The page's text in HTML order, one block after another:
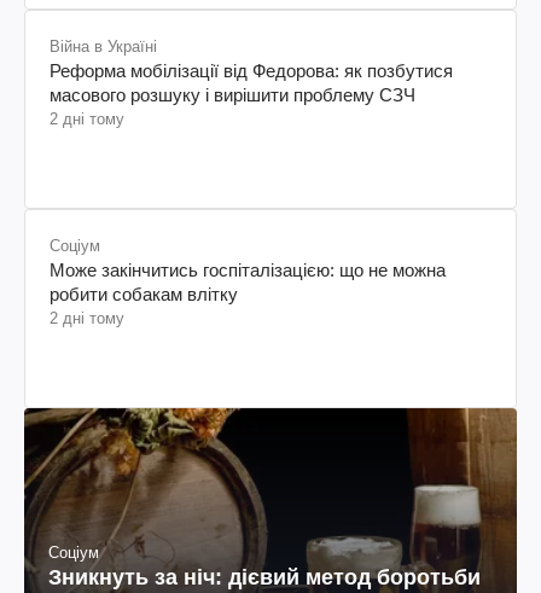
Війна в Україні
Реформа мобілізації від Федорова: як позбутися
масового розшуку і вирішити проблему СЗЧ
2 дні тому
Соціум
Може закінчитись госпіталізацією: що не можна
робити собакам влітку
2 дні тому
Соціум
Зникнуть за ніч: дієвий метод боротьби